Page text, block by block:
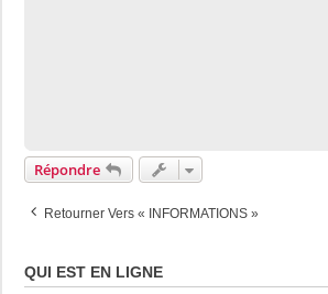
Répondre
Retourner Vers « INFORMATIONS »
QUI EST EN LIGNE